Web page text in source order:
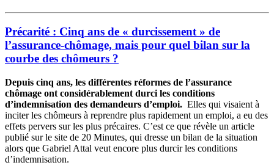
Précarité : Cinq ans de « durcissement » de
l’assurance-chômage, mais pour quel bilan sur la
courbe des chômeurs ?
Depuis cinq ans, les différentes réformes de l’assurance
chômage ont considérablement durci les conditions
d’indemnisation des demandeurs d’emploi. Elles qui visaient à
inciter les chômeurs à reprendre plus rapidement un emploi, a eu des
effets pervers sur les plus précaires. C’est ce que révèle un article
publié sur le site de 20 Minutes, qui dresse un bilan de la situation
alors que Gabriel Attal veut encore plus durcir les conditions
d’indemnisation.